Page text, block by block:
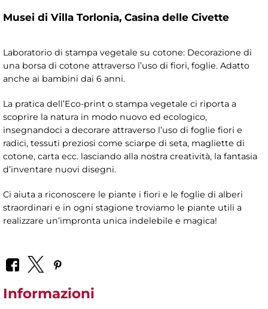
Musei di Villa Torlonia, Casina delle Civette
Laboratorio di stampa vegetale su cotone: Decorazione di
una borsa di cotone attraverso l’uso di fiori, foglie. Adatto
anche ai bambini dai 6 anni.
La pratica dell’Eco-print o stampa vegetale ci riporta a
scoprire la natura in modo nuovo ed ecologico,
insegnandoci a decorare attraverso l’uso di foglie fiori e
radici, tessuti preziosi come sciarpe di seta, magliette di
cotone, carta ecc. lasciando alla nostra creatività, la fantasia
d’inventare nuovi disegni.
Ci aiuta a riconoscere le piante i fiori e le foglie di alberi
straordinari e in ogni stagione troviamo le piante utili a
realizzare un’impronta unica indelebile e magica!
Informazioni